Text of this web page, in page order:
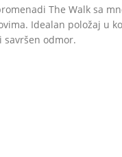
The Walk sa
Idealan položaj u
savršen odmor.